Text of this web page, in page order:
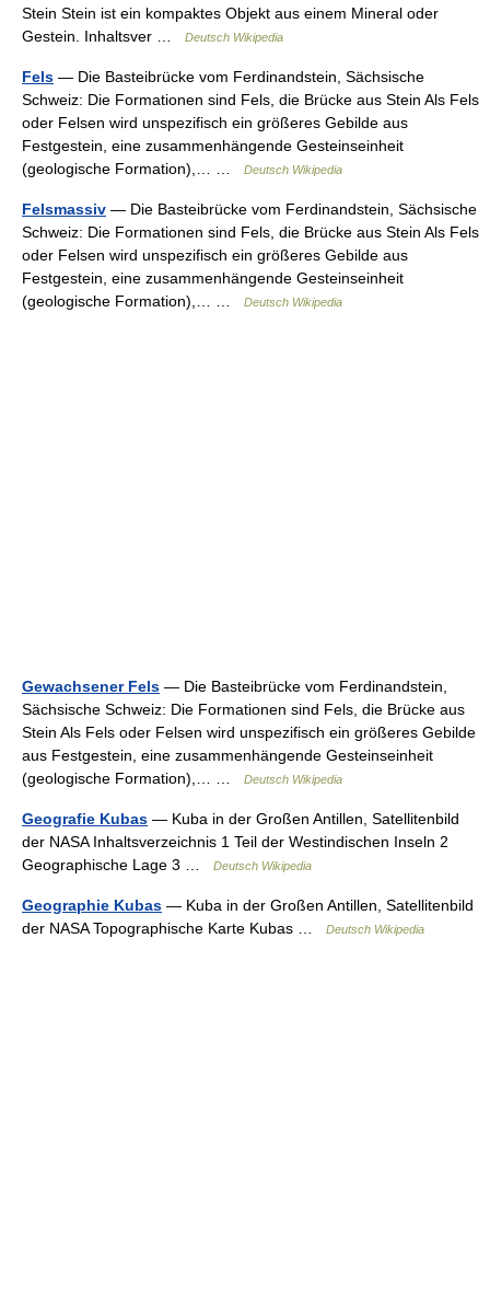
Stein Stein ist ein kompaktes Objekt aus einem Mineral oder
Gestein. Inhaltsver …
Deutsch Wikipedia
Fels — Die Basteibrücke vom Ferdinandstein, Sächsische
Schweiz: Die Formationen sind Fels, die Brücke aus Stein Als Fels
oder Felsen wird unspezifisch ein größeres Gebilde aus
Festgestein, eine zusammenhängende Gesteinseinheit
(geologische Formation),… …
Deutsch Wikipedia
Felsmassiv — Die Basteibrücke vom Ferdinandstein, Sächsische
Schweiz: Die Formationen sind Fels, die Brücke aus Stein Als Fels
oder Felsen wird unspezifisch ein größeres Gebilde aus
Festgestein, eine zusammenhängende Gesteinseinheit
(geologische Formation),… …
Deutsch Wikipedia
Gewachsener Fels — Die Basteibrücke vom Ferdinandstein,
Sächsische Schweiz: Die Formationen sind Fels, die Brücke aus
Stein Als Fels oder Felsen wird unspezifisch ein größeres Gebilde
aus Festgestein, eine zusammenhängende Gesteinseinheit
(geologische Formation),… …
Deutsch Wikipedia
Geografie Kubas — Kuba in der Großen Antillen, Satellitenbild
der NASA Inhaltsverzeichnis 1 Teil der Westindischen Inseln 2
Geographische Lage 3 …
Deutsch Wikipedia
Geographie Kubas — Kuba in der Großen Antillen, Satellitenbild
der NASA Topographische Karte Kubas …
Deutsch Wikipedia